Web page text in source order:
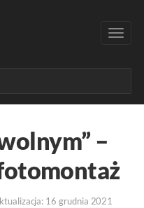
–
16 grudnia 2021